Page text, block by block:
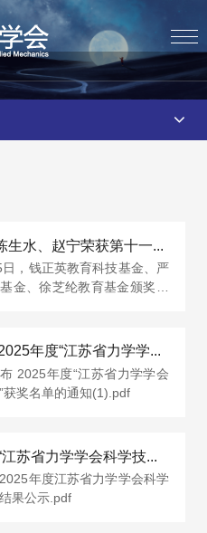
冯西桥、陈生水、赵宁荣获第十一届“徐芝纶力学奖”
日，钱正英教育科技基金、严
金、徐芝纶教育基金颁奖典
关于公布 2025年度“江苏省力学学会科学技术奖” 获奖名单的通知
2025年度“江苏省力学学会
获奖名单的通知(1).pdf
2025年度“江苏省力学学会科学技术奖”评选结果公示
年度江苏省力学学会科学
果公示.pdf